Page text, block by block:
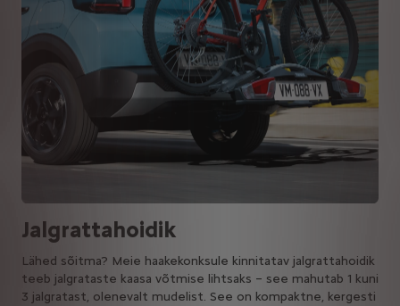
Jalgrattahoidik
Lähed sõitma? Meie haakekonksule kinnitatav jalgrattahoidik
teeb jalgrataste kaasa võtmise lihtsaks – see mahutab 1 kuni
3 jalgratast, olenevalt mudelist. See on kompaktne, kergesti